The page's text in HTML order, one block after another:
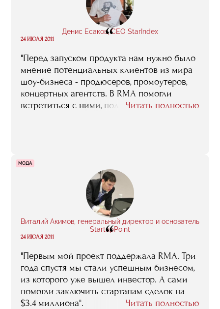
Денис Есаков, CEO StarIndex
“
24 ИЮЛЯ 2011
"Перед запуском продукта нам нужно было
мнение потенциальных клиентов из мира
шоу-бизнеса - продюсеров, промоутеров,
концертных агентств. В RMA помогли
встретиться с ними, получить фидбек. А
Читать полностью
МОДА
Виталий Акимов, генеральный директор и основатель
StartupPoint
“
24 ИЮЛЯ 2011
"Первым мой проект поддержала RMA. Три
года спустя мы стали успешным бизнесом,
из которого уже вышел инвестор. А сами
помогли заключить стартапам сделок на
$3.4 миллиона".
Читать полностью